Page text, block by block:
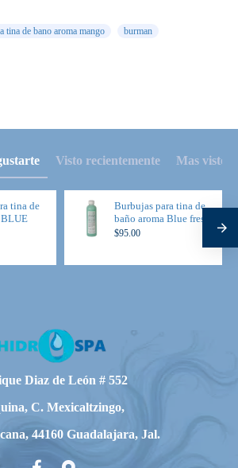
tina de bano aroma mango
burman
Visto recientemente Mas visto
tina de
BLUE
Burbujas para tina de
baño aroma Blue fresh
$95.00
Diaz de León # 552
C. Mexicaltzingo,
44160 Guadalajara, Jal.